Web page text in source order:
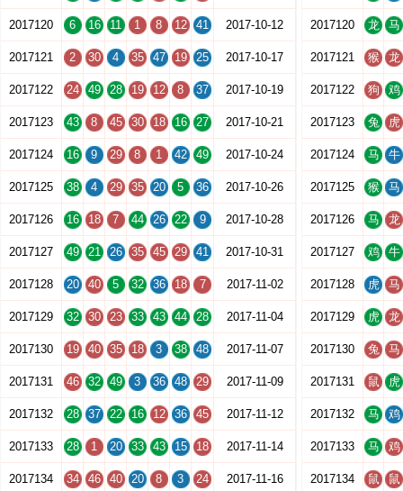
2017120 6 16 11 1 8 12 41 2017-10-12
2017121 2 30 4 35 47 19 25 2017-10-17
2017122 24 49 28 19 12 8 37 2017-10-19
2017123 43 8 45 30 18 16 27 2017-10-21
2017124 16 9 29 8 1 42 49 2017-10-24
2017125 38 4 29 35 20 5 36 2017-10-26
2017126 16 18 7 44 26 22 9 2017-10-28
2017127 49 21 26 35 45 29 41 2017-10-31
2017128 20 40 5 32 36 18 7 2017-11-02
2017129 32 30 23 33 43 44 28 2017-11-04
2017130 19 40 35 18 3 38 48 2017-11-07
2017131 46 32 49 3 36 48 29 2017-11-09
2017132 28 37 22 16 12 36 45 2017-11-12
2017133 28 1 20 33 43 15 18 2017-11-14
2017134 34 46 40 20 8 3 24 2017-11-16
2017120 龙 马
2017121 猴 龙
2017122 狗 鸡
2017123 兔 虎
2017124 马 牛
2017125 猴 马
2017126 马 龙
2017127 鸡 牛
2017128 虎 马
2017129 虎 龙
2017130 兔 马
2017131 鼠 虎
2017132 马 鸡
2017133 马 鸡
2017134 鼠 鼠